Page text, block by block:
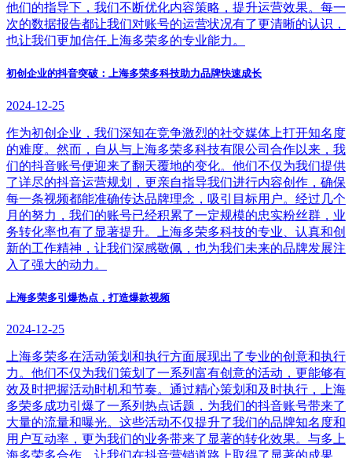
他们的指导下，我们不断优化内容策略，提升运营效果。每一
次的数据报告都让我们对账号的运营状况有了更清晰的认识，
也让我们更加信任上海多荣多的专业能力。
初创企业的抖音突破：上海多荣多科技助力品牌快速成长
2024-12-25
作为初创企业，我们深知在竞争激烈的社交媒体上打开知名度
的难度。然而，自从与上海多荣多科技有限公司合作以来，我
们的抖音账号便迎来了翻天覆地的变化。他们不仅为我们提供
了详尽的抖音运营规划，更亲自指导我们进行内容创作，确保
每一条视频都能准确传达品牌理念，吸引目标用户。经过几个
月的努力，我们的账号已经积累了一定规模的忠实粉丝群，业
务转化率也有了显著提升。上海多荣多科技的专业、认真和创
新的工作精神，让我们深感敬佩，也为我们未来的品牌发展注
入了强大的动力。
上海多荣多引爆热点，打造爆款视频
2024-12-25
上海多荣多在活动策划和执行方面展现出了专业的创意和执行
力。他们不仅为我们策划了一系列富有创意的活动，更能够有
效及时把握活动时机和节奏。通过精心策划和及时执行，上海
多荣多成功引爆了一系列热点话题，为我们的抖音账号带来了
大量的流量和曝光。这些活动不仅提升了我们的品牌知名度和
用户互动率，更为我们的业务带来了显著的转化效果。与多上
海多荣多合作，让我们在抖音营销道路上取得了显著的成果。